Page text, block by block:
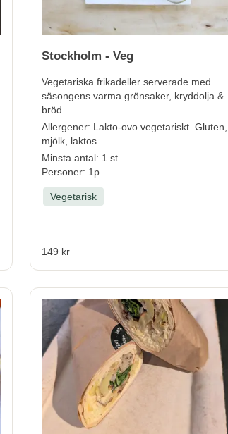
Stockholm - Veg
Vegetariska frikadeller serverade med
säsongens varma grönsaker, kryddolja &
bröd.
Allergener: Lakto-ovo vegetariskt Gluten,
mjölk, laktos
Minsta antal: 1 st
Personer: 1p
Vegetarisk
149 kr